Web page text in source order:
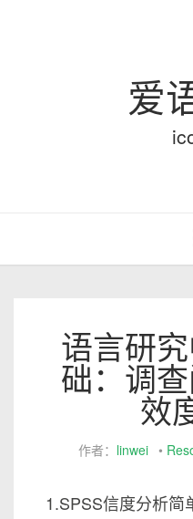
爱
语言研
础：调查
效
作者： linwei •
1.SPSS信度分析简